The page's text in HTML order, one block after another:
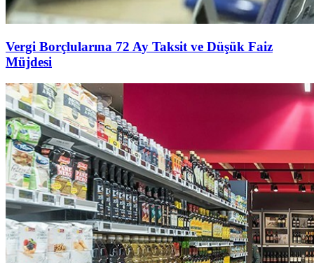
Vergi Borçlularına 72 Ay Taksit ve Düşük Faiz
Müjdesi